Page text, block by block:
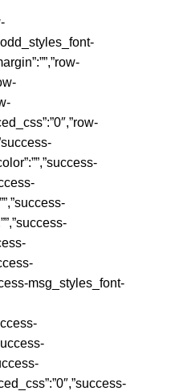
odd_styles_font-
msg_styles_font-